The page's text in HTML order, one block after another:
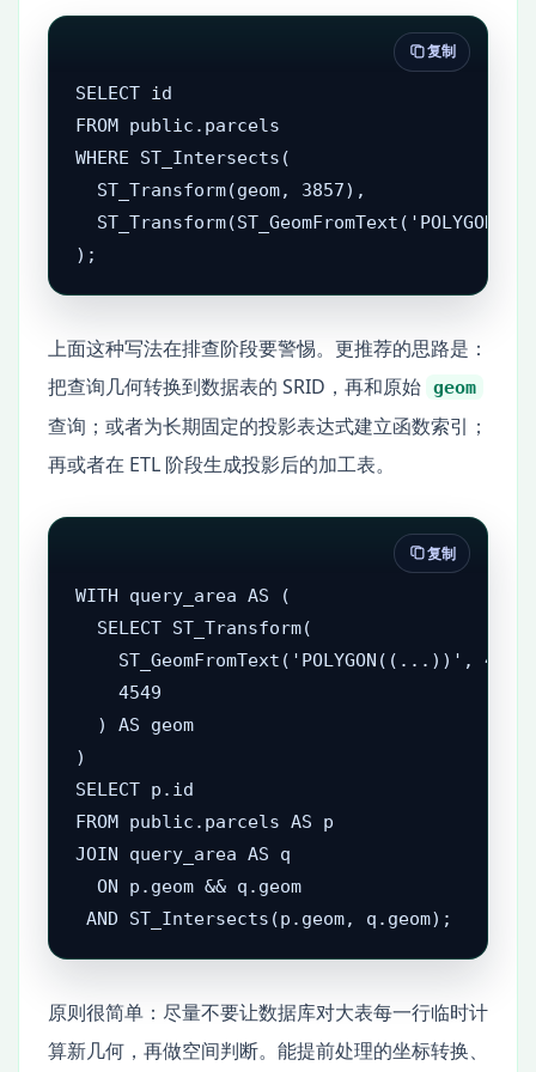
SELECT id
FROM public.parcels
WHERE ST_Intersects(
  ST_Transform(geom, 3857),
);
复制
上面这种写法在排查阶段要警惕。更推荐的思路是：
把查询几何转换到数据表的 SRID，再和原始 geom
查询；或者为长期固定的投影表达式建立函数索引；
再或者在 ETL 阶段生成投影后的加工表。
WITH query_area AS (
  SELECT ST_Transform(
ST_GeomFromText('POLYGON((...))',
    4549
  ) AS geom
)
SELECT p.id
FROM public.parcels AS p
JOIN query_area AS q
  ON p.geom && q.geom
AND ST_Intersects(p.geom, q.geom);
复制
原则很简单：尽量不要让数据库对大表每一行临时计
算新几何，再做空间判断。能提前处理的坐标转换、